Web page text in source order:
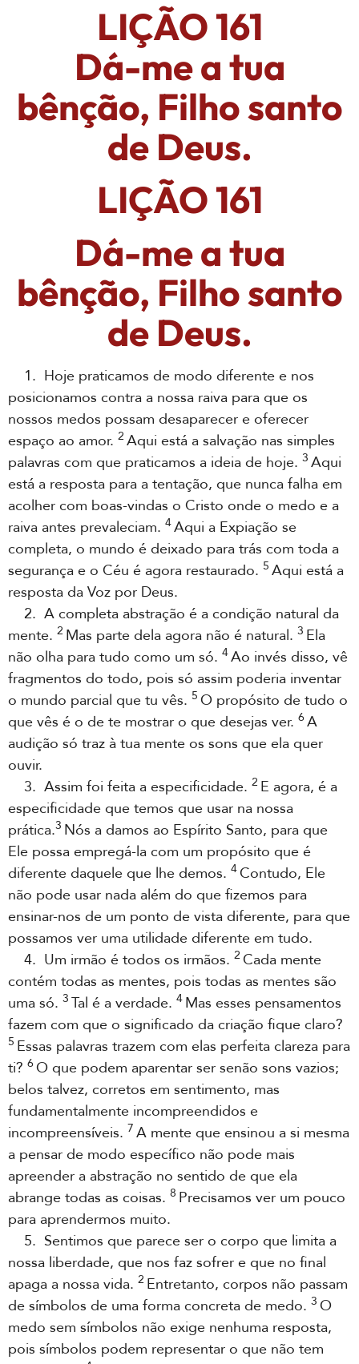
LIÇÃO 161
Dá-me a tua
bênção, Filho santo
de Deus.
LIÇÃO 161
Dá-me a tua
bênção, Filho santo
de Deus.
1. Hoje praticamos de modo diferente e nos
posicionamos contra a nossa raiva para que os
nossos medos possam desaparecer e oferecer
espaço ao amor. 2 Aqui está a salvação nas simples
palavras com que praticamos a ideia de hoje. 3 Aqui
está a resposta para a tentação, que nunca falha em
acolher com boas-vindas o Cristo onde o medo e a
raiva antes prevaleciam. 4Aqui a Expiação se
completa, o mundo é deixado para trás com toda a
segurança e o Céu é agora restaurado. 5 Aqui está a
resposta da Voz por Deus.
2. A completa abstração é a condição natural da
mente. 2 Mas parte dela agora não é natural. 3 Ela
não olha para tudo como um só. 4Ao invés disso, vê
fragmentos do todo, pois só assim poderia inventar
o mundo parcial que tu vês. 5 O propósito de tudo o
que vês é o de te mostrar o que desejas ver. 6A
audição só traz à tua mente os sons que ela quer
ouvir.
3. Assim foi feita a especificidade. 2 E agora, é a
especificidade que temos que usar na nossa
prática.3 Nós a damos ao Espírito Santo, para que
Ele possa empregá-la com um propósito que é
diferente daquele que lhe demos. 4Contudo, Ele
não pode usar nada além do que fizemos para
ensinar-nos de um ponto de vista diferente, para que
possamos ver uma utilidade diferente em tudo.
4. Um irmão é todos os irmãos. 2 Cada mente
contém todas as mentes, pois todas as mentes são
uma só. 3 Tal é a verdade. 4 Mas esses pensamentos
fazem com que o significado da criação fique claro?
5 Essas palavras trazem com elas perfeita clareza para
ti? 6O que podem aparentar ser senão sons vazios;
belos talvez, corretos em sentimento, mas
fundamentalmente incompreendidos e
incompreensíveis. 7 A mente que ensinou a si mesma
a pensar de modo específico não pode mais
apreender a abstração no sentido de que ela
abrange todas as coisas. 8 Precisamos ver um pouco
para aprendermos muito.
5. Sentimos que parece ser o corpo que limita a
nossa liberdade, que nos faz sofrer e que no final
apaga a nossa vida. 2 Entretanto, corpos não passam
de símbolos de uma forma concreta de medo. 3 O
medo sem símbolos não exige nenhuma resposta,
pois símbolos podem representar o que não tem